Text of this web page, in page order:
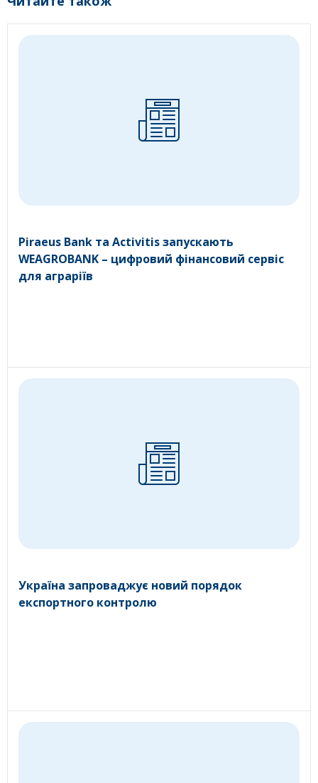
Piraeus Bank та Activitis запускають
WEAGROBANK – цифровий фінансовий сервіс
для аграріїв
Україна запроваджує новий порядок
експортного контролю